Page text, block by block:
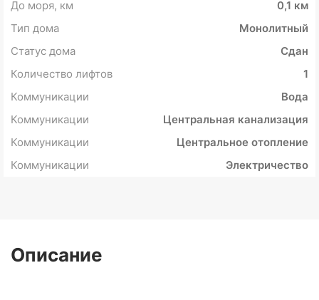
До моря, км
0,1 км
Тип дома
Монолитный
Статус дома
Сдан
Количество лифтов
1
Коммуникации
Вода
Коммуникации
Центральная канализация
Коммуникации
Центральное отопление
Коммуникации
Электричество
Описание